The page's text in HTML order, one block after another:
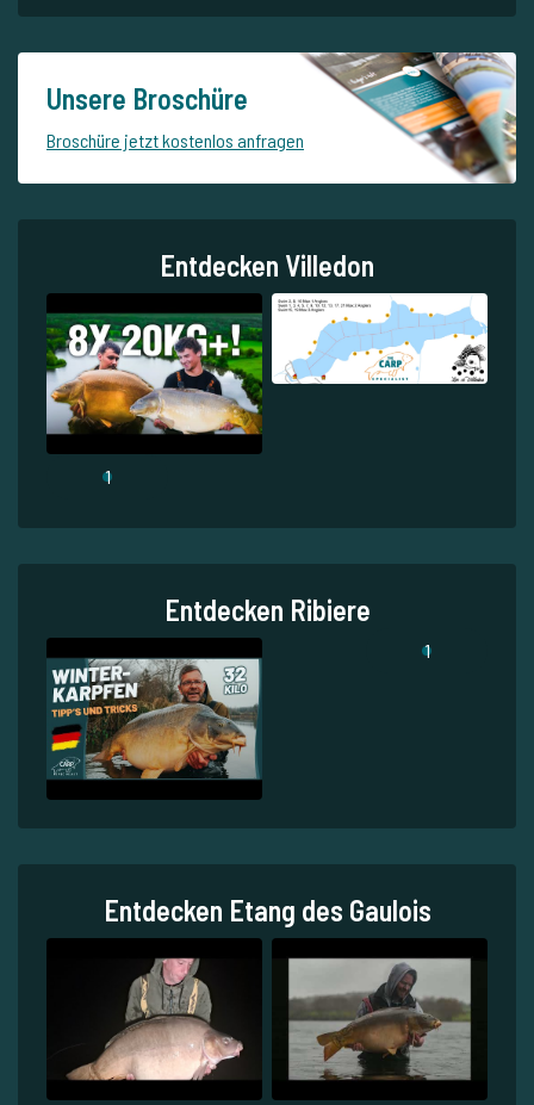
Unsere Broschüre
Broschüre jetzt kostenlos anfragen
Entdecken Villedon
1
Entdecken Ribiere
1
Entdecken Etang des Gaulois